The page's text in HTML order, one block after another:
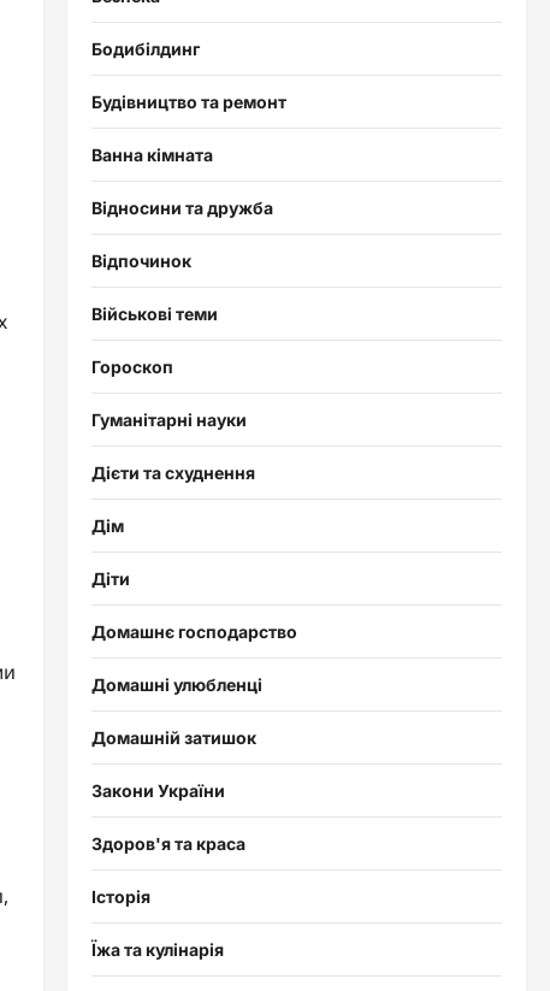
Бодибілдинг
Будівництво та ремонт
Ванна кімната
Відносини та дружба
Відпочинок
Військові теми
Гороскоп
Гуманітарні науки
Дієти та схуднення
Дім
Діти
Домашнє господарство
Домашні улюбленці
Домашній затишок
Закони України
Здоров'я та краса
Історія
Їжа та кулінарія